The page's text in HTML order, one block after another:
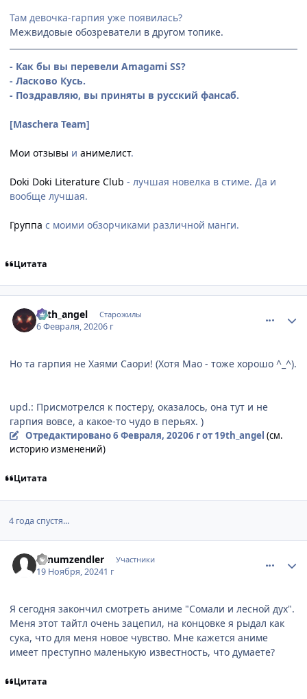
Там девочка-гарпия уже появилась?
Межвидовые обозреватели в другом топике.
- Как бы вы перевели Amagami SS?
- Ласково Кусь.
- Поздравляю, вы приняты в русский фансаб.
[Maschera Team]
Мои отзывы и анимелист.
Doki Doki Literature Club - лучшая новелка в стиме. Да и
вообще лучшая.
Группа с моими обзорчиками различной манги.
Цитата
19th_аngel Старожилы
6 Февраля, 20206 г
Но та гарпия не Хаями Саори! (Хотя Мао - тоже хорошо ^_^).
upd.: Присмотрелся к постеру, оказалось, она тут и не
гарпия вовсе, а какое-то чудо в перьях. )
Отредактировано6 Февраля, 20206 гот 19th_аngel (см.
историю изменений)
Цитата
4 года спустя...
venumzendler Участники
19 Ноября, 20241 г
Я сегодня закончил смотреть аниме "Сомали и лесной дух".
Меня этот тайтл очень зацепил, на концовке я рыдал как
сука, что для меня новое чувство. Мне кажется аниме
имеет преступно маленькую известность, что думаете?
Цитата